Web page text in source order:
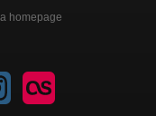
homepage